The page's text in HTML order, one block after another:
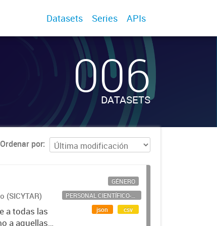
Datasets Series APIs
006
DATASETS
Ordenar por
(SICYTAR)
a todas las
a aquellas
GÉNERO
PERSONAL CIENTÍFICO-TECNOLÓGICO
json
csv